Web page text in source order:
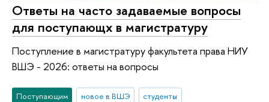
Ответы на часто задаваемые вопросы
для поступающх в магистратуру
Поступление в магистратуру факультета права НИУ
ВШЭ - 2026: ответы на вопросы
Поступающим новое в ВШЭ
студенты